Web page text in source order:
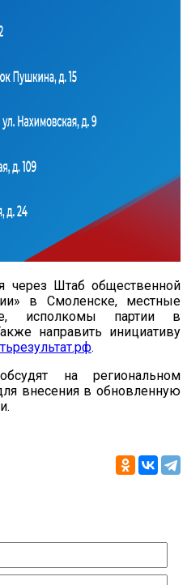
через Штаб общественной
в Смоленске, местные
исполкомы партии в
направить инициативу
.
на региональном
внесения в обновленную